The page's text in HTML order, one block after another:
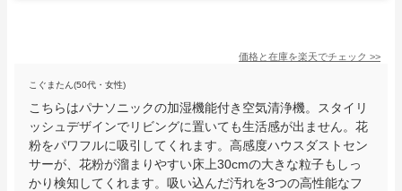
価格と在庫を楽天でチェック >>
こぐまたん(50代・女性)
こちらはパナソニックの加湿機能付き空気清浄機。スタイリ
ッシュデザインでリビングに置いても生活感が出ません。花
粉をパワフルに吸引してくれます。高感度ハウスダストセン
サーが、花粉が溜まりやすい床上30cmの大きな粒子もしっ
かり検知してくれます。吸い込んだ汚れを3つの高性能なフ